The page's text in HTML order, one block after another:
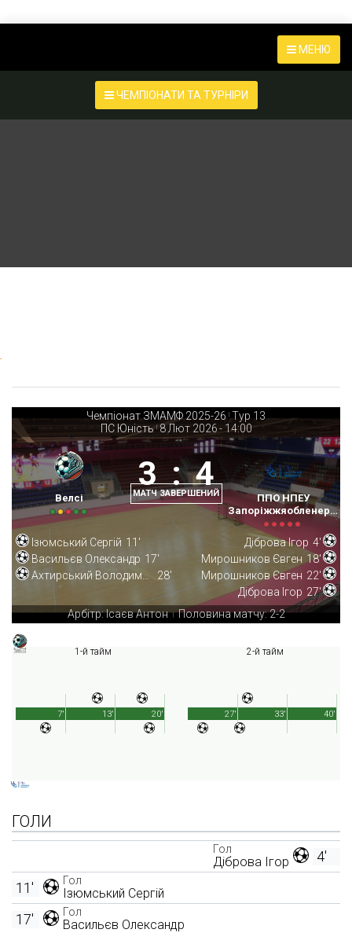
МЕНЮ
ЧЕМПІОНАТИ ТА ТУРНІРИ
Чемпіонат ЗМАМФ 2025-26 | Тур 13
ПС Юність | 8 Лют 2026- 14:00
Велсі
3 : 4
МАТЧ ЗАВЕРШЕНИЙ
ППО НПЕУ
Запоріжжяобленерго
Ізюмський Сергій 11'
Васильєв Олександр 17'
28'
Діброва Ігор 4'
Мирошников Євген 18'
Мирошников Євген 22'
Діброва Ігор 27'
Арбітр: Ісаєв Антон
| Половина матчу: 2-2
1-й тайм
20'
7' 13'
2-й тайм
40'
27' 33'
ГОЛИ
4'
Гол
Діброва Ігор
Гол
Ізюмський Сергій
11'
Гол
Васильєв Олександр
17'